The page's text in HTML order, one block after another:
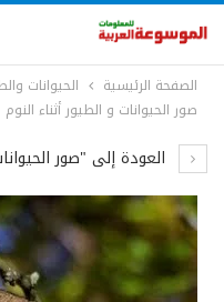
الصفحة الرئيسية
الحيوانات
صور الحيوانات و الطيور أثناء النوم
العودة إلى "صور